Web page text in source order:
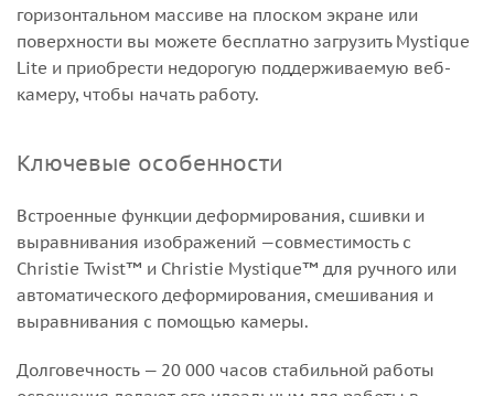
горизонтальном массиве на плоском экране или
поверхности вы можете бесплатно загрузить Mystique
Lite и приобрести недорогую поддерживаемую веб-
камеру, чтобы начать работу.
Ключевые особенности
Встроенные функции деформирования, сшивки и
выравнивания изображений —совместимость с
Christie Twist™ и Christie Mystique™ для ручного или
автоматического деформирования, смешивания и
выравнивания с помощью камеры.
Долговечность — 20 000 часов стабильной работы